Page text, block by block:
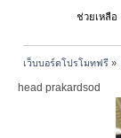
ช่วยเหลือ
เว็บบอร์ดโปรโมทฟรี »
head prakardsod